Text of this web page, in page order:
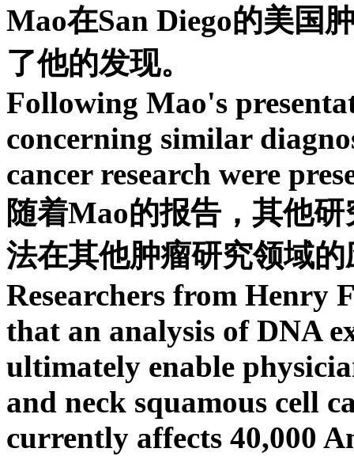
Mao在San Diego的美国
了他的发现。
Following Mao's
concerning similar
cancer research were
随着Mao的报告，其他
法在其他肿瘤研究领域的
Researchers from Henry
that an analysis of DNA
ultimately enable
and neck squamous cell
currently affects 40,000